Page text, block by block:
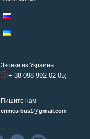
Звонки из Украины
+ 38 098 992-02-05;
Пишите нам
crimea-bus1@gmail.com